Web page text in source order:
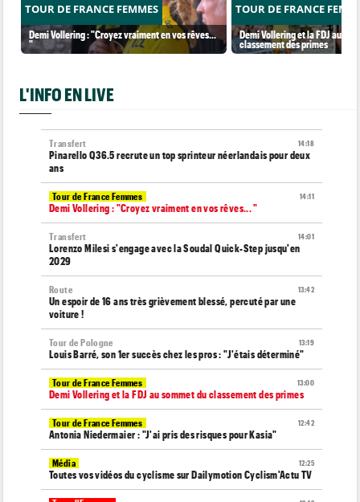
TOUR DE FRANCE FEMMES
Demi Vollering : "Croyez vraiment en vos rêves...
"
TOUR DE FRANCE
Demi Vollering et la FDJ au
classement des primes
L'INFO EN LIVE
14:18
Transfert
Pinarello Q36.5 recrute un top sprinteur néerlandais pour deux
ans
14:11
Tour de France Femmes
Demi Vollering : "Croyez vraiment en vos rêves... "
14:01
Transfert
Lorenzo Milesi s'engage avec la Soudal Quick-Step jusqu'en
2029
13:42
Route
Un espoir de 16 ans très grièvement blessé, percuté par une
voiture !
13:19
Tour de Pologne
Louis Barré, son 1er succès chez les pros : "J'étais déterminé"
13:00
Tour de France Femmes
Demi Vollering et la FDJ au sommet du classement des primes
12:42
Tour de France Femmes
Antonia Niedermaier : "J'ai pris des risques pour Kasia"
12:25
Média
Toutes vos vidéos du cyclisme sur Dailymotion Cyclism'Actu TV